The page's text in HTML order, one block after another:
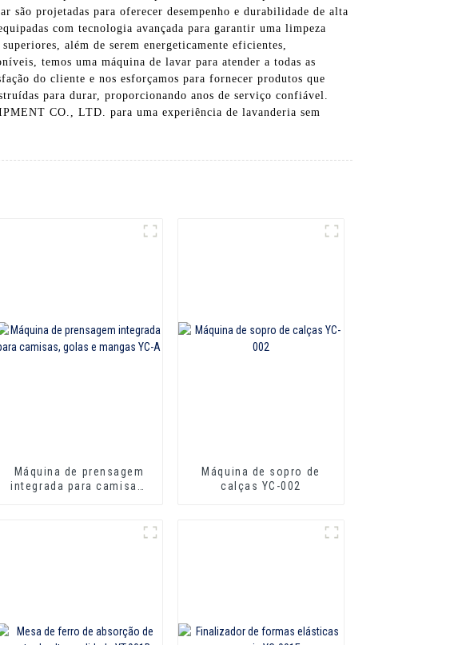
projetadas para oferecer desempenho e durabilidade de alta
com tecnologia avançada para garantir uma limpeza
além de serem energeticamente eficientes,
temos uma máquina de lavar para atender a todas as
do cliente e nos esforçamos para fornecer produtos que
para durar, proporcionando anos de serviço confiável.
CO., LTD. para uma experiência de lavanderia sem
Máquina de prensagem
integrada para camisas,
Máquina de sopro de
calças YC-002